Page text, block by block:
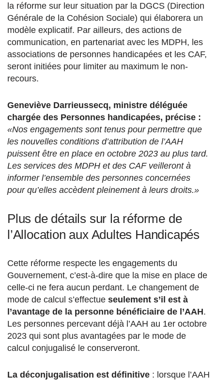
la réforme sur leur situation par la DGCS (Direction
Générale de la Cohésion Sociale) qui élaborera un
modèle explicatif. Par ailleurs, des actions de
communication, en partenariat avec les MDPH, les
associations de personnes handicapées et les CAF,
seront initiées pour limiter au maximum le non-
recours.
Geneviève Darrieussecq, ministre déléguée
chargée des Personnes handicapées, précise :
«Nos engagements sont tenus pour permettre que
les nouvelles conditions d’attribution de l’AAH
puissent être en place en octobre 2023 au plus tard.
Les services des MDPH et des CAF veilleront à
informer l’ensemble des personnes concernées
pour qu’elles accèdent pleinement à leurs droits.»
Plus de détails sur la réforme de
l’Allocation aux Adultes Handicapés
Cette réforme respecte les engagements du
Gouvernement, c’est-à-dire que la mise en place de
celle-ci ne fera aucun perdant. Le changement de
mode de calcul s’effectue seulement s’il est à
l’avantage de la personne bénéficiaire de l’AAH.
Les personnes percevant déjà l’AAH au 1er octobre
2023 qui sont plus avantagées par le mode de
calcul conjugalisé le conserveront.
La déconjugalisation est définitive : lorsque l’AAH